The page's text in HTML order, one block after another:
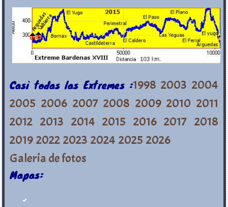
Casi todas las Extremes :1998 2003 2004
2005 2006 2007 2008 2009 2010 2011
2012 2013 2014 2015 2016 2017 2018
2019 2022 2023 2024 2025 2026
Galeria de fotos
Mapas: